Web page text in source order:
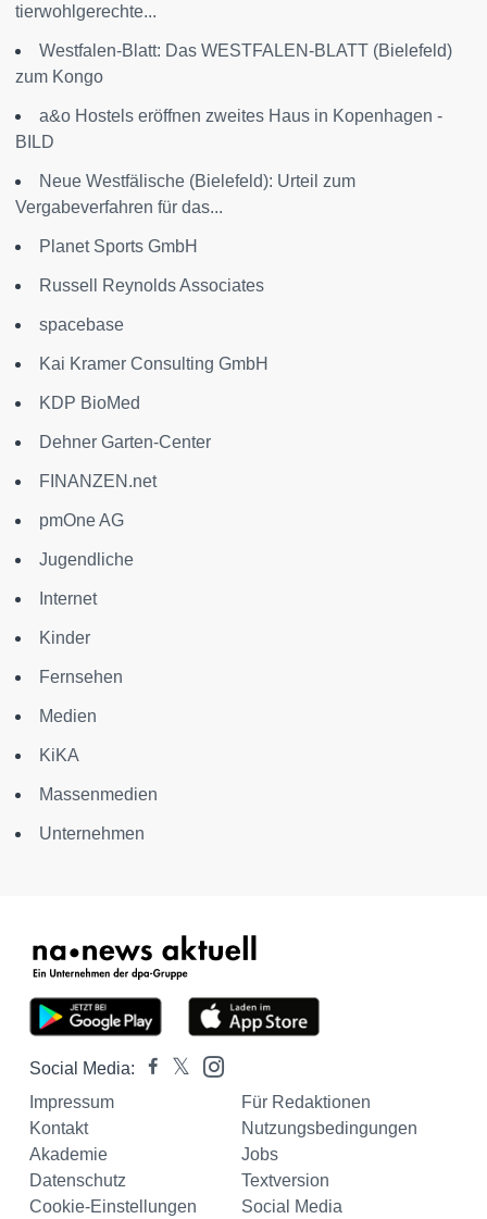
tierwohlgerechte...
Westfalen-Blatt: Das WESTFALEN-BLATT (Bielefeld)
zum Kongo
a&o Hostels eröffnen zweites Haus in Kopenhagen -
BILD
Neue Westfälische (Bielefeld): Urteil zum
Vergabeverfahren für das...
Planet Sports GmbH
Russell Reynolds Associates
spacebase
Kai Kramer Consulting GmbH
KDP BioMed
Dehner Garten-Center
FINANZEN.net
pmOne AG
Jugendliche
Internet
Kinder
Fernsehen
Medien
KiKA
Massenmedien
Unternehmen
Social Media:
Impressum
Für Redaktionen
Kontakt
Nutzungsbedingungen
Akademie
Jobs
Datenschutz
Textversion
Cookie-Einstellungen
Social Media